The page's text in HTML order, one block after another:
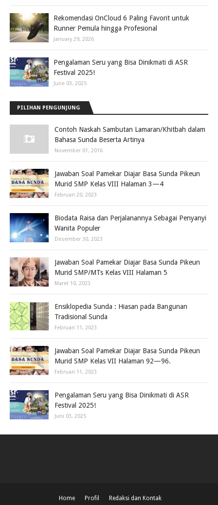
Rekomendasi OnCloud 6 Paling Favorit untuk
Runner Pemula hingga Profesional
January 29, 2026
Pengalaman Seru yang Bisa Dinikmati di ASR
Festival 2025!
June 03, 2025
PILIHAN PENGUNJUNG
Contoh Naskah Sambutan Lamaran/Khitbah dalam
Bahasa Sunda Beserta Artinya
November 01, 2016
Jawaban Soal Pamekar Diajar Basa Sunda Pikeun
Murid SMP Kelas VIII Halaman 3—4
Februari 20, 2023
Biodata Raisa dan Perjalanannya Sebagai Penyanyi
Wanita Populer
Desember 30, 2023
Jawaban Soal Pamekar Diajar Basa Sunda Pikeun
Murid SMP/MTs Kelas VIII Halaman 5
Maret 10, 2023
Ensiklopedia Sunda : Hiasan pada Bangunan
Tradisional Sunda
Februari 11, 2023
Jawaban Soal Pamekar Diajar Basa Sunda Pikeun
Murid SMP Kelas VII Halaman 92—96.
Februari 11, 2023
Pengalaman Seru yang Bisa Dinikmati di ASR
Festival 2025!
Juni 03, 2025
Home Profil Redaksi dan Kontak